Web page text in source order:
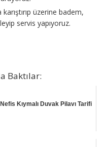
üzerine badem,
servis yapıyoruz.
Baktılar:
Nefis Kıymalı Duvak Pilavı Tarifi